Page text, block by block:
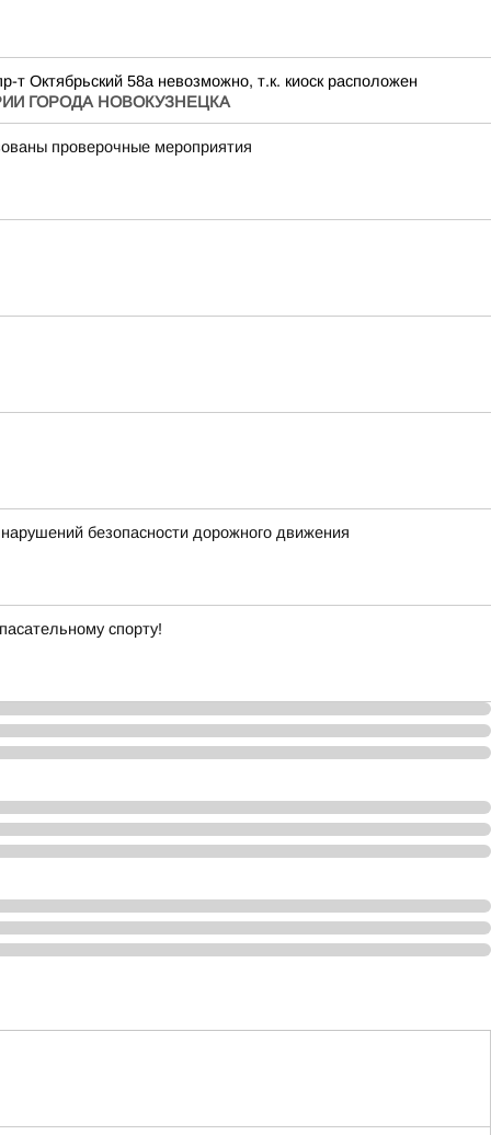
Октябрьский 58а невозможно, т.к. киоск расположен
ГОРОДА НОВОКУЗНЕЦКА
проверочные мероприятия
безопасности дорожного движения
спорту!